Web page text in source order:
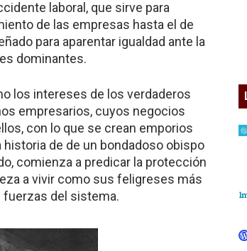
laboral, que sirve para
de las empresas hasta el de
para aparentar igualdad ante la
dominantes.
los intereses de los verdaderos
empresarios, cuyos negocios
con lo que se crean emporios
de de un bondadoso obispo
comienza a predicar la protección
a vivir como sus feligreses más
fuerzas del sistema.